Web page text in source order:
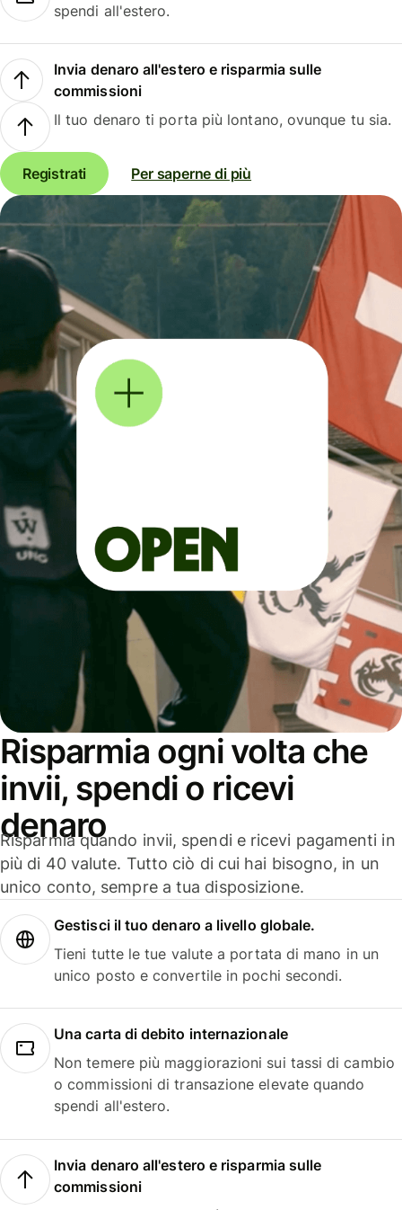
spendi all'estero.
Invia denaro all'estero e risparmia sulle
commissioni
Il tuo denaro ti porta più lontano, ovunque tu sia.
Registrati Per saperne di più
Risparmia ogni volta che
invii, spendi o ricevi
denaro
Risparmia quando invii, spendi e ricevi pagamenti in
più di 40 valute. Tutto ciò di cui hai bisogno, in un
unico conto, sempre a tua disposizione.
Gestisci il tuo denaro a livello globale.
Tieni tutte le tue valute a portata di mano in un
unico posto e convertile in pochi secondi.
Una carta di debito internazionale
Non temere più maggiorazioni sui tassi di cambio
o commissioni di transazione elevate quando
spendi all'estero.
Invia denaro all'estero e risparmia sulle
commissioni